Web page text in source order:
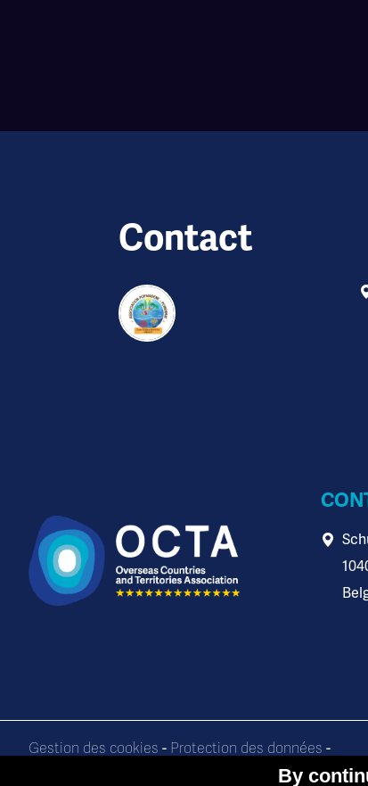
Contact
Gestion des cookies - Protection des données -
Ce site internet est co-financé par les membres de
By